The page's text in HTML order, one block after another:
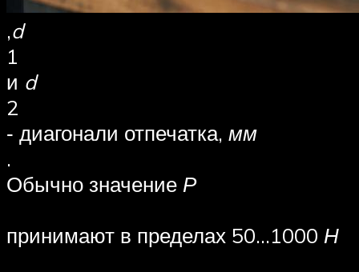
,d
1
и d
2
‑ диагонали отпечатка, мм
.
Обычно значение Р
принимают в пределах 50…1000 Н